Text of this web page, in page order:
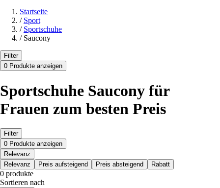
Startseite
/ Sport
/ Sportschuhe
/ Saucony
Filter
0 Produkte anzeigen
Sportschuhe Saucony für
Frauen zum besten Preis
Filter
0 Produkte anzeigen
Relevanz
Relevanz
Preis aufsteigend Preis absteigend Rabatt
0 produkte
Sortieren nach